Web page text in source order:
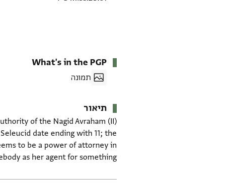
What's in the PGP
תמונה
תיאור
of the Nagid Avraham (II)
date ending with 11; the
to be a power of attorney in
as her agent for something.